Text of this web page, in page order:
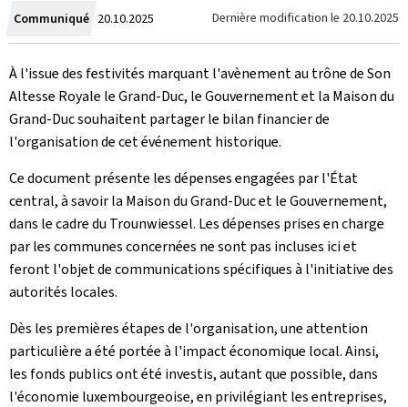
Communiqué Crée
le
20.10.2025 Dernière modification le 20.10.2025
À l'issue des festivités marquant l'avènement au trône de Son
Altesse Royale le Grand-Duc, le Gouvernement et la Maison du
Grand-Duc souhaitent partager le bilan financier de
l'organisation de cet événement historique.
Ce document présente les dépenses engagées par l'État
central, à savoir la Maison du Grand-Duc et le Gouvernement,
dans le cadre du Trounwiessel. Les dépenses prises en charge
par les communes concernées ne sont pas incluses ici et
feront l'objet de communications spécifiques à l'initiative des
autorités locales.
Dès les premières étapes de l'organisation, une attention
particulière a été portée à l'impact économique local. Ainsi,
les fonds publics ont été investis, autant que possible, dans
l'économie luxembourgeoise, en privilégiant les entreprises,